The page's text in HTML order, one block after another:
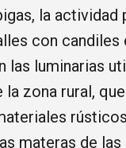
la actividad
con candiles
las luminarias
zona rural,
materas de